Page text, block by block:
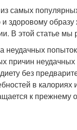
самых
здоровому
В этой статье
неудачных
причин
без
в
к прежнему